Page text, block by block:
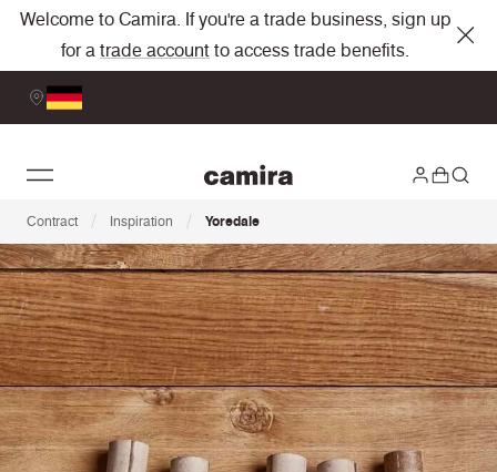
Welcome to Camira. If you're a trade business, sign up
for a trade account to access trade benefits.
Contract / Inspiration / Yoredale